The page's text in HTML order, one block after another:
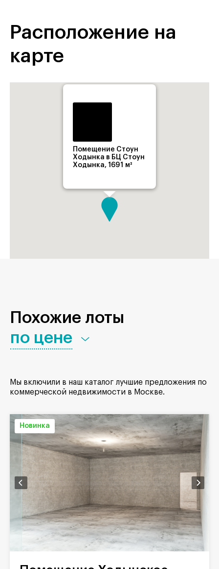
Расположение на
карте
Помещение Стоун
Ходынка в БЦ Стоун
Ходынка, 1691 м²
Похожие лоты
по цене
Мы включили в наш каталог лучшие предложения по
коммерческой недвижимости в Москве.
Новинка